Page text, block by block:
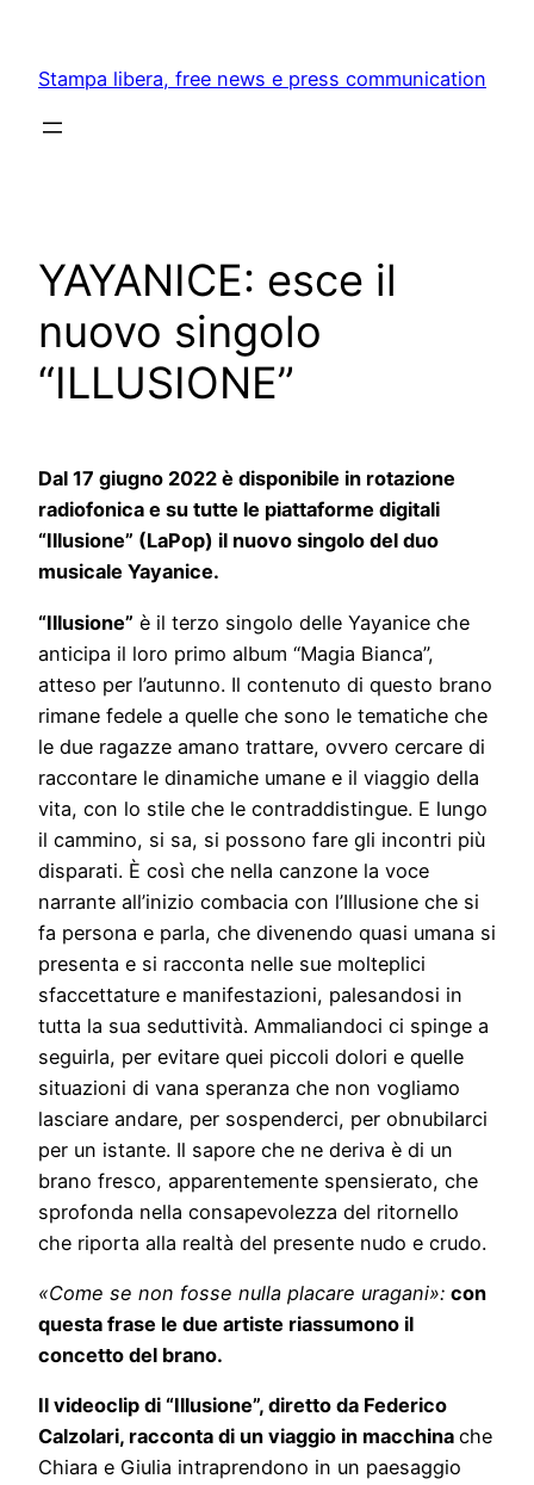
content
Stampa libera, free news e press communication
YAYANICE: esce il
nuovo singolo
“ILLUSIONE”
Dal 17 giugno 2022 è disponibile in rotazione
radiofonica e su tutte le piattaforme digitali
“Illusione” (LaPop) il nuovo singolo del duo
musicale Yayanice.
“Illusione” è il terzo singolo delle Yayanice che
anticipa il loro primo album “Magia Bianca”,
atteso per l’autunno. Il contenuto di questo brano
rimane fedele a quelle che sono le tematiche che
le due ragazze amano trattare, ovvero cercare di
raccontare le dinamiche umane e il viaggio della
vita, con lo stile che le contraddistingue. E lungo
il cammino, si sa, si possono fare gli incontri più
disparati. È così che nella canzone la voce
narrante all’inizio combacia con l’Illusione che si
fa persona e parla, che divenendo quasi umana si
presenta e si racconta nelle sue molteplici
sfaccettature e manifestazioni, palesandosi in
tutta la sua seduttività. Ammaliandoci ci spinge a
seguirla, per evitare quei piccoli dolori e quelle
situazioni di vana speranza che non vogliamo
lasciare andare, per sospenderci, per obnubilarci
per un istante. Il sapore che ne deriva è di un
brano fresco, apparentemente spensierato, che
sprofonda nella consapevolezza del ritornello
che riporta alla realtà del presente nudo e crudo.
«Come se non fosse nulla placare uragani»: con
questa frase le due artiste riassumono il
concetto del brano.
Il videoclip di “Illusione”, diretto da Federico
Calzolari, racconta di un viaggio in macchina che
Chiara e Giulia intraprendono in un paesaggio